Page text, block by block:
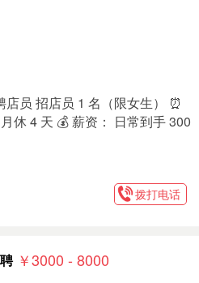
员 招店员 1 名（限女生） ⏰
休 4 天 💰 薪资： 日常到手 300
拨打电话
￥3000 - 8000